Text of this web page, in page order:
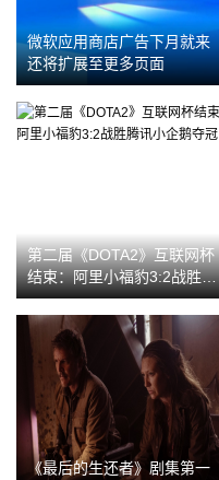
微软应用商店广告下月就来
还将扩展至更多页面
第二届《DOTA2》互联网杯
结束：阿里小福豹3:2战胜腾
讯小企鹅夺冠
《最后的生还者》剧集第一